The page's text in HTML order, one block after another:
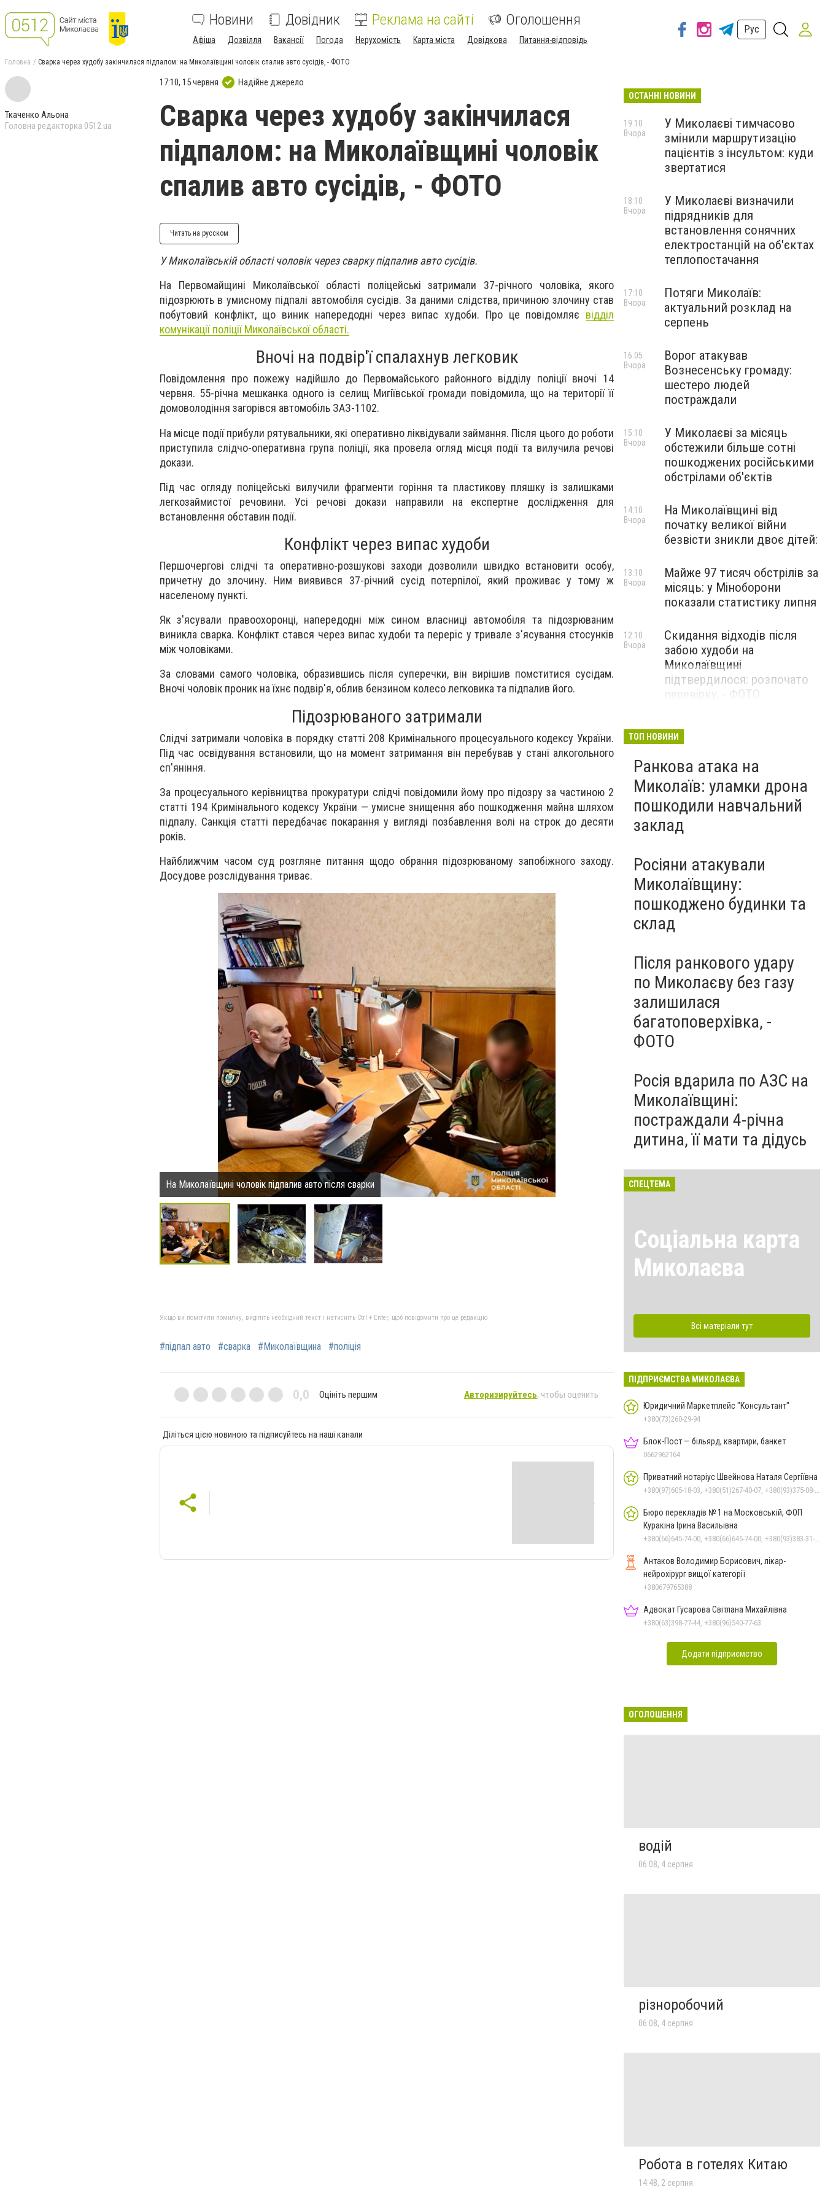
Новини Довідник Реклама на сайті Оголошення
Афіша Дозвілля Вакансії Погода Нерухомість Карта міста Довідкова Питання-відповідь
Рус
Головна Сварка через худобу закінчилася підпалом: на Миколаївщині чоловік спалив авто сусідів, - ФОТО
Ткаченко Альона
Головна редакторка 0512.ua
17:10, 15 червня Надійне джерело
Сварка через худобу закінчилася
підпалом: на Миколаївщині чоловік
спалив авто сусідів, - ФОТО
Читать на русском
У Миколаївській області чоловік через сварку підпалив авто сусідів.
На Первомайщині Миколаївської області поліцейські затримали 37-річного чоловіка, якого
підозрюють в умисному підпалі автомобіля сусідів. За даними слідства, причиною злочину став
побутовий конфлікт, що виник напередодні через випас худоби. Про це повідомляє відділ
комунікації поліції Миколаївської області.
Вночі на подвір'ї спалахнув легковик
Повідомлення про пожежу надійшло до Первомайського районного відділу поліції вночі 14
червня. 55-річна мешканка одного із селищ Мигіївської громади повідомила, що на території її
домоволодіння загорівся автомобіль ЗАЗ-1102.
На місце події прибули рятувальники, які оперативно ліквідували займання. Після цього до роботи
приступила слідчо-оперативна група поліції, яка провела огляд місця події та вилучила речові
докази.
Під час огляду поліцейські вилучили фрагменти горіння та пластикову пляшку із залишками
легкозаймистої речовини. Усі речові докази направили на експертне дослідження для
встановлення обставин події.
Конфлікт через випас худоби
Першочергові слідчі та оперативно-розшукові заходи дозволили швидко встановити особу,
причетну до злочину. Ним виявився 37-річний сусід потерпілої, який проживає у тому ж
населеному пункті.
Як з'ясували правоохоронці, напередодні між сином власниці автомобіля та підозрюваним
виникла сварка. Конфлікт стався через випас худоби та переріс у тривале з'ясування стосунків
між чоловіками.
За словами самого чоловіка, образившись після суперечки, він вирішив помститися сусідам.
Вночі чоловік проник на їхнє подвір'я, облив бензином колесо легковика та підпалив його.
Підозрюваного затримали
Слідчі затримали чоловіка в порядку статті 208 Кримінального процесуального кодексу України.
Під час освідування встановили, що на момент затримання він перебував у стані алкогольного
сп'яніння.
За процесуального керівництва прокуратури слідчі повідомили йому про підозру за частиною 2
статті 194 Кримінального кодексу України — умисне знищення або пошкодження майна шляхом
підпалу. Санкція статті передбачає покарання у вигляді позбавлення волі на строк до десяти
років.
Найближчим часом суд розгляне питання щодо обрання підозрюваному запобіжного заходу.
Досудове розслідування триває.
На Миколаївщині чоловік підпалив авто після сварки На Миколаївщині чоловік підпалив авто після
Якщо ви помітили помилку, виділіть необхідний текст і натисніть Ctrl + Enter, щоб повідомити про це редакцію
#підпал авто #сварка #Миколаївщина #поліція
0,0 Оцініть першим Авторизируйтесь, чтобы оценить
Діліться цією новиною та підписуйтесь на наші канали
ОСТАННІ НОВИНИ
У Миколаєві тимчасово
змінили маршрутизацію
пацієнтів з інсультом: куди
звертатися
19:10
Вчора
У Миколаєві визначили
підрядників для
встановлення сонячних
електростанцій на об'єктах
теплопостачання
18:10
Вчора
Потяги Миколаїв:
актуальний розклад на
серпень
17:10
Вчора
Ворог атакував
Вознесенську громаду:
шестеро людей
постраждали
16:05
Вчора
У Миколаєві за місяць
обстежили більше сотні
пошкоджених російськими
обстрілами об'єктів
15:10
Вчора
На Миколаївщині від
початку великої війни
безвісти зникли двоє дітей:
14:10
Вчора
Майже 97 тисяч обстрілів за
місяць: у Міноборони
показали статистику липня
13:10
Вчора
Скидання відходів після
забою худоби на
Миколаївщині
підтвердилося: розпочато
перевірку, - ФОТО
12:10
Вчора
ТОП НОВИНИ
Ранкова атака на
Миколаїв: уламки дрона
пошкодили навчальний
заклад
Росіяни атакували
Миколаївщину:
пошкоджено будинки та
склад
Після ранкового удару
по Миколаєву без газу
залишилася
багатоповерхівка, -
ФОТО
Росія вдарила по АЗС на
Миколаївщині:
постраждали 4-річна
дитина, її мати та дідусь
СПЕЦТЕМА
Соціальна карта
Миколаєва
Всі матеріали тут
ПІДПРИЄМСТВА МИКОЛАЄВА
Юридичний Маркетплейс "Консультант"
+380(73)260-29-94
Блок-Пост — більярд, квартири, банкет
0662962164
Приватний нотаріус Швейнова Наталя Сергіївна
Бюро перекладів № 1 на Московській, ФОП
Куракіна Ірина Васильівна
Антаков Володимир Борисович, лікар-
нейрохірург вищої категорії
+380679765388
Адвокат Гусарова Світлана Михайлівна
+380(63)398-77-44, +380(96)540-77-63
Додати підприємство
ОГОЛОШЕННЯ
водій
06:08, 4 серпня
різноробочий
06:08, 4 серпня
Робота в готелях Китаю
14:48, 2 серпня